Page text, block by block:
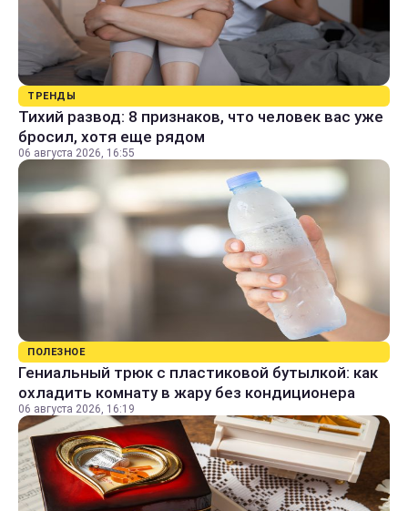
ТРЕНДЫ
Тихий развод: 8 признаков, что человек вас уже
бросил, хотя еще рядом
06 августа 2026, 16:55
ПОЛЕЗНОЕ
Гениальный трюк с пластиковой бутылкой: как
охладить комнату в жару без кондиционера
06 августа 2026, 16:19